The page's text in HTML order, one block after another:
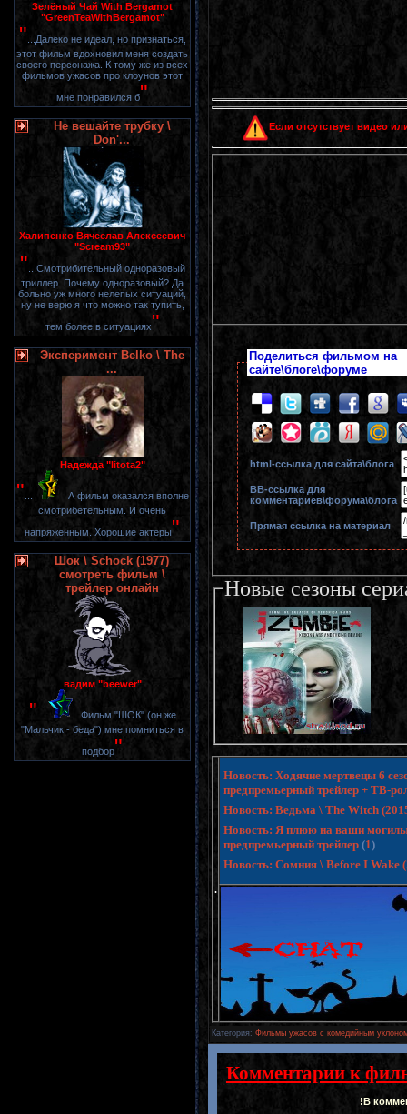
Зелёный Чай With Bergamot
"GreenTeaWithBergamot"
" ...Далеко не идеал, но признаться,
этот фильм вдохновил меня создать
своего персонажа. К тому же из всех
фильмов ужасов про клоунов этот
мне понравился б"
Не вешайте трубку \
Don'...
Халипенко Вячеслав Алексеевич
"Scream93"
" ...Смотрибительный одноразовый
триллер. Почему одноразовый? Да
больно уж много нелепых ситуаций,
ну не верю я что можно так тупить,
тем более в ситуациях"
Эксперимент Belko \ The
...
Надежда "litota2"
"
А фильм оказался вполне
смотрибетельным. И очень
напряженным. Хорошие актеры"
Шок \ Schock (1977)
смотреть фильм \
трейлер онлайн
вадим "beewer"
"
Фильм "ШОК" (он же
"Мальчик - беда") мне помниться в
подбор"
Если отсутствует видео
Поделиться фильмом на
сайте\блоге\форуме
html-cсылка для сайта\блога
BB-cсылка для
комментариев\форума\блога
Прямая ссылка на материал
Новые сезоны
.
Новость: Ходячие мертвецы 6
предпремьерный трейлер + ТВ-
Новость: Ведьма \ The Witch
Новость: Я плюю на ваши
предпремьерный трейлер (1)
Новость: Сомния \ Before I Wake
Категория: Фильмы ужасов с комедийным
Комментарии к
!В